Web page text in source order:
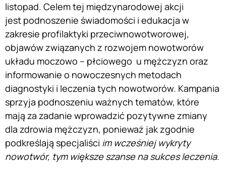
listopad. Celem tej międzynarodowej akcji
jest podnoszenie świadomości i edukacja w
zakresie profilaktyki przeciwnowotworowej,
objawów związanych z rozwojem nowotworów
układu moczowo – płciowego u mężczyzn oraz
informowanie o nowoczesnych metodach
diagnostyki i leczenia tych nowotworów. Kampania
sprzyja podnoszeniu ważnych tematów, które
mają za zadanie wprowadzić pozytywne zmiany
dla zdrowia mężczyzn, ponieważ jak zgodnie
podkreślają specjaliści im wcześniej wykryty
nowotwór, tym większe szanse na sukces leczenia.